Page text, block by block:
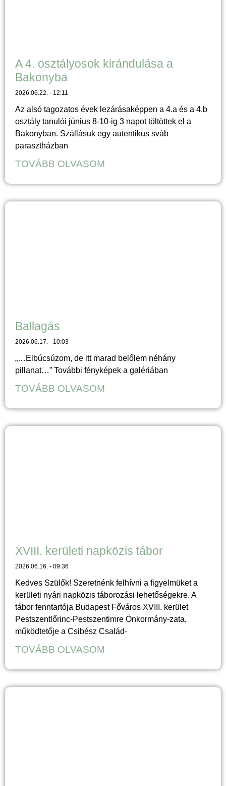
A 4. osztályosok kirándulása a
Bakonyba
2026.06.22. 12:11
Az alsó tagozatos évek lezárásaképpen a 4.a és a 4.b
osztály tanulói június 8-10-ig 3 napot töltöttek el a
Bakonyban. Szállásuk egy autentikus sváb
parasztházban
TOVÁBB OLVASOM
Ballagás
2026.06.17. 10:03
„…Elbúcsúzom, de itt marad belőlem néhány
pillanat…” További fényképek a galériában
TOVÁBB OLVASOM
XVIII. kerületi napközis tábor
2026.06.16. 09:36
Kedves Szülők! Szeretnénk felhívni a figyelmüket a
kerületi nyári napközis táborozási lehetőségekre. A
tábor fenntartója Budapest Főváros XVIII. kerület
Pestszentlőrinc-Pestszentimre Önkormány-zata,
működtetője a Csibész Család-
TOVÁBB OLVASOM